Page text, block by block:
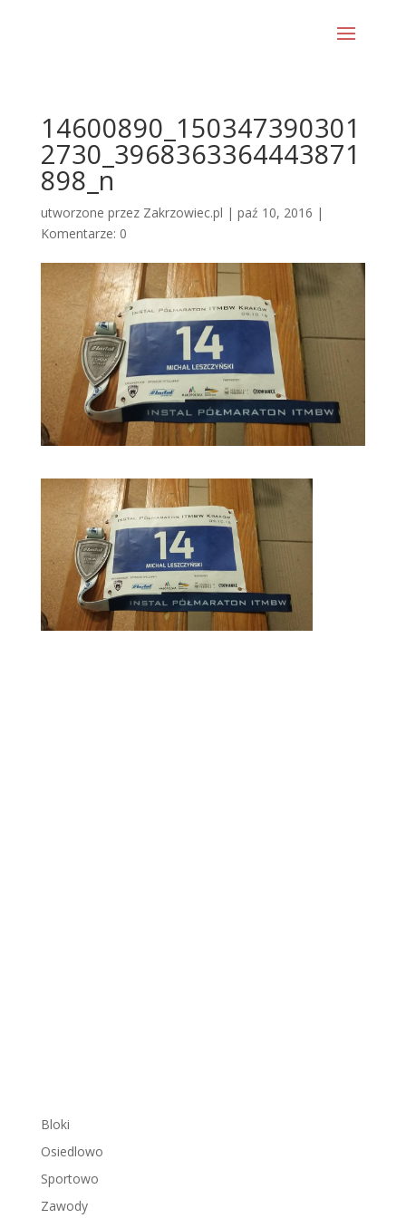
14600890_150347390301
2730_3968363364443871
898_n
utworzone przez Zakrzowiec.pl | paź 10, 2016 |
Komentarze: 0
Bloki
Osiedlowo
Sportowo
Zawody